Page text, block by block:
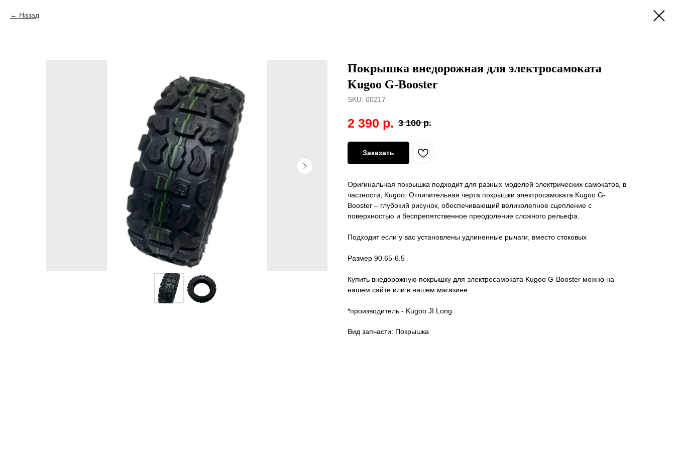
Назад
Покрышка внедорожная для электросамоката
Kugoo G-Booster
SKU: 00217
2 390 р. 3 100 р.
Заказать
Оригинальная покрышка подходит для разных моделей электрических самокатов, в
частности, Kugoo. Отличительная черта покрышки электросамоката Kugoo G-
Booster – глубокий рисунок, обеспечивающий великолепное сцепление с
поверхностью и беспрепятственное преодоление сложного рельефа.
Подходит если у вас установлены удлиненные рычаги, вместо стоковых
Размер 90.65-6.5
Купить внедорожную покрышку для электросамоката Kugoo G-Booster можно на
нашем сайте или в нашем магазине
*производитель - Kugoo JI Long
Вид запчасти: Покрышка